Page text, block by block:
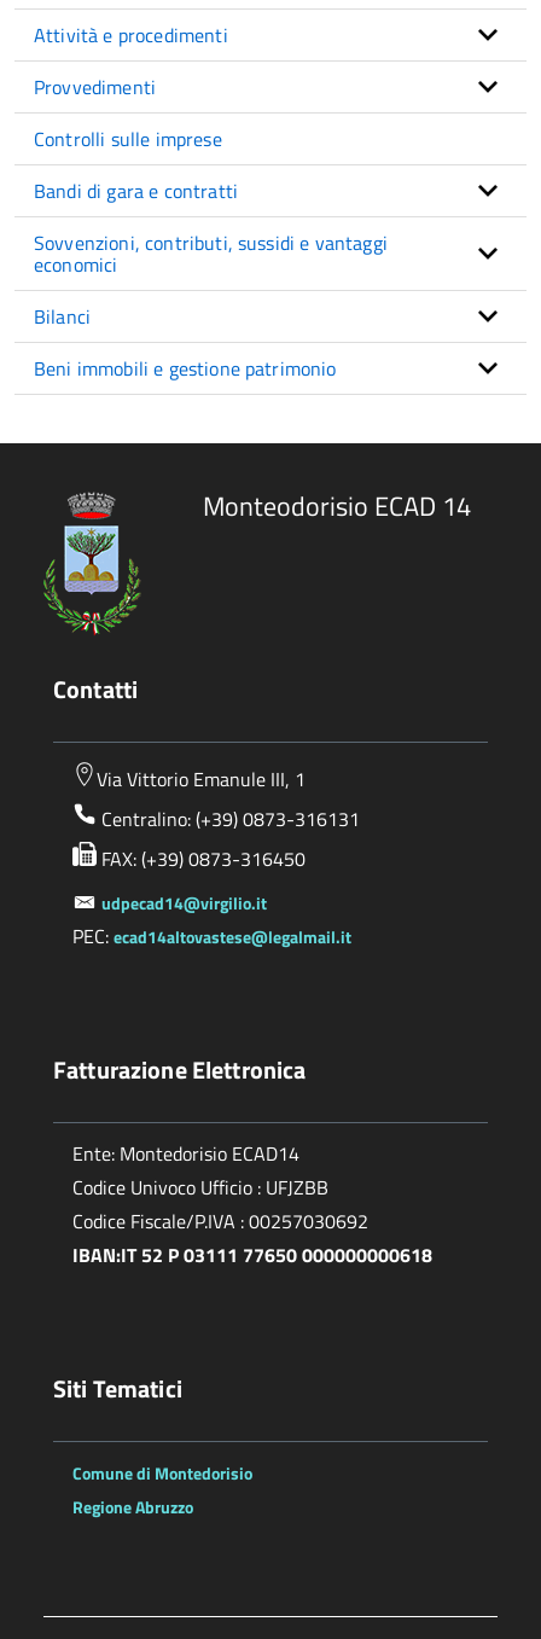
Attività e procedimenti
Provvedimenti
Controlli sulle imprese
Bandi di gara e contratti
Sovvenzioni, contributi, sussidi e vantaggi
economici
Bilanci
Beni immobili e gestione patrimonio
Monteodorisio ECAD 14
Contatti
Via Vittorio Emanule III, 1
Centralino: (+39) 0873-316131
FAX: (+39) 0873-316450
udpecad14@virgilio.it
PEC:ecad14altovastese@legalmail.it
Fatturazione Elettronica
Ente: Montedorisio ECAD14
Codice Univoco Ufficio : UFJZBB
Codice Fiscale/P.IVA : 00257030692
IBAN:IT 52 P 03111 77650 000000000618
Siti Tematici
Comune di Montedorisio
Regione Abruzzo